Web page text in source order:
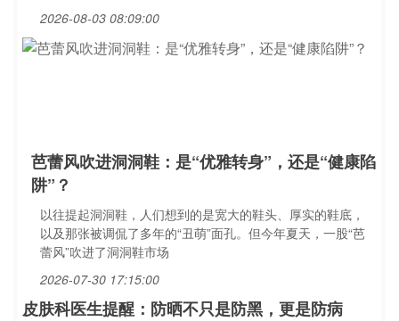
2026-08-03 08:09:00
芭蕾风吹进洞洞鞋：是“优雅转身”，还是“健康陷
阱”？
以往提起洞洞鞋，人们想到的是宽大的鞋头、厚实的鞋底，
以及那张被调侃了多年的“丑萌”面孔。但今年夏天，一股“芭
蕾风”吹进了洞洞鞋市场
2026-07-30 17:15:00
皮肤科医生提醒：防晒不只是防黑，更是防病